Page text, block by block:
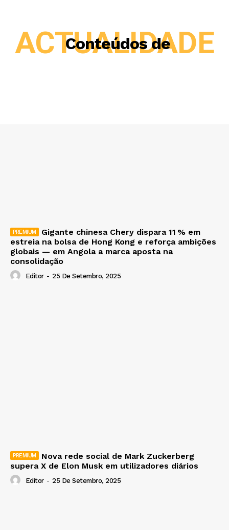
Conteúdos de
ACTUALIDADE
Gigante chinesa Chery dispara 11 % em
estreia na bolsa de Hong Kong e reforça ambições
globais — em Angola a marca aposta na
consolidação
Editor - 25 De Setembro, 2025
Nova rede social de Mark Zuckerberg
supera X de Elon Musk em utilizadores diários
Editor - 25 De Setembro, 2025